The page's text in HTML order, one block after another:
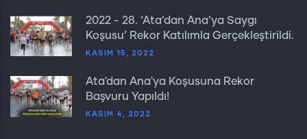
2022 - 28. ‘Ata’dan Ana’ya Saygı
Koşusu’ Rekor Katılımla Gerçekleştirildi.
KASIM 15, 2022
Ata'dan Ana'ya Koşusuna Rekor
Başvuru Yapıldı!
KASIM 4, 2022